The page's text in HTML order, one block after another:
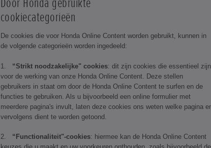
cookiecategorieën
De cookies die voor Honda Online Content worden gebruikt, kunnen in
de volgende categorieën worden ingedeeld:
1. “Strikt noodzakelijke" cookies: dit zijn cookies die essentieel zijn
voor de werking van onze Honda Online Content. Deze stellen
gebruikers in staat om door de Honda Online Content te surfen en de
functies te gebruiken. Als u bijvoorbeeld een online formulier met
meerdere pagina's invult, laten deze cookies ons weten welke pagina er
vervolgens dient te worden getoond.
2. “Functionaliteit"-cookies: hiermee kan de Honda Online Content